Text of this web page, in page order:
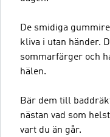
De smidiga
kliva i utan händer.
sommarfärger och
hälen.
Bär dem till
nästan vad som
vart du än går.